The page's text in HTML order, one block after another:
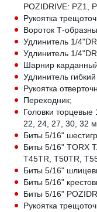
POZIDRIVE: PZ1,
Рукоятка
Вороток Т-
Удлинитель 1/
Удлинитель 1/
Шарнир
Удлинитель
Рукоятка
Переходник;
Головки торцевые
22, 24, 27, 30, 32
Биты 5/16"
Биты 5/16" TORX
T45TR, T50TR,
Биты 5/16"
Биты 5/16"
Биты 5/16"
Рукоятка